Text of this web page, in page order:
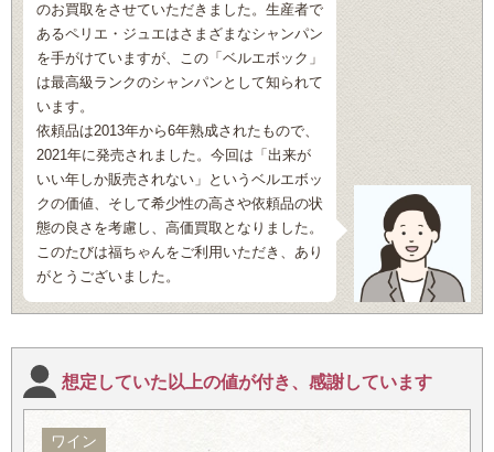
のお買取をさせていただきました。生産者で
あるペリエ・ジュエはさまざまなシャンパン
を手がけていますが、この「ベルエボック」
は最高級ランクのシャンパンとして知られて
います。
依頼品は2013年から6年熟成されたもので、
2021年に発売されました。今回は「出来が
いい年しか販売されない」というベルエボッ
クの価値、そして希少性の高さや依頼品の状
態の良さを考慮し、高価買取となりました。
このたびは福ちゃんをご利用いただき、あり
がとうございました。
想定していた以上の値が付き、感謝しています
ワイン